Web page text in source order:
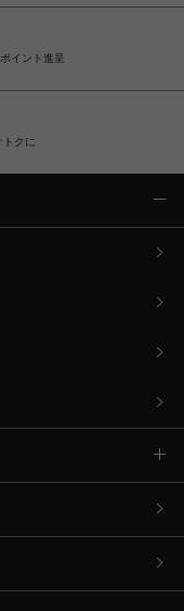
イント進呈
トクに